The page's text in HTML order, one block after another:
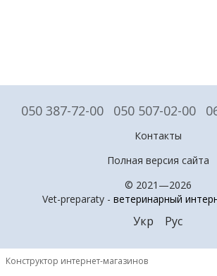
050 387-72-00 050 507-02-00
Контакты
Полная версия сайта
© 2021—2026
Vet-preparaty - ветеринарный
Укр Рус
Конструктор интернет-магазинов